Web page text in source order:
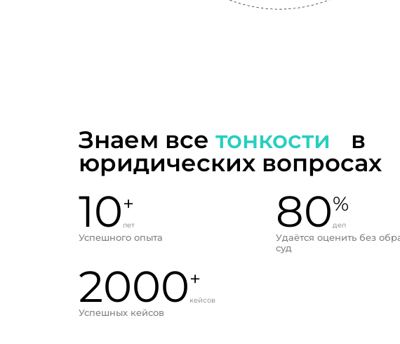
Знаем все тонкости в
юридических вопросах
10+
лет
Успешного опыта
80%
дел
Удаётся оценить без
суд
2000+
кейсов
Успешных кейсов